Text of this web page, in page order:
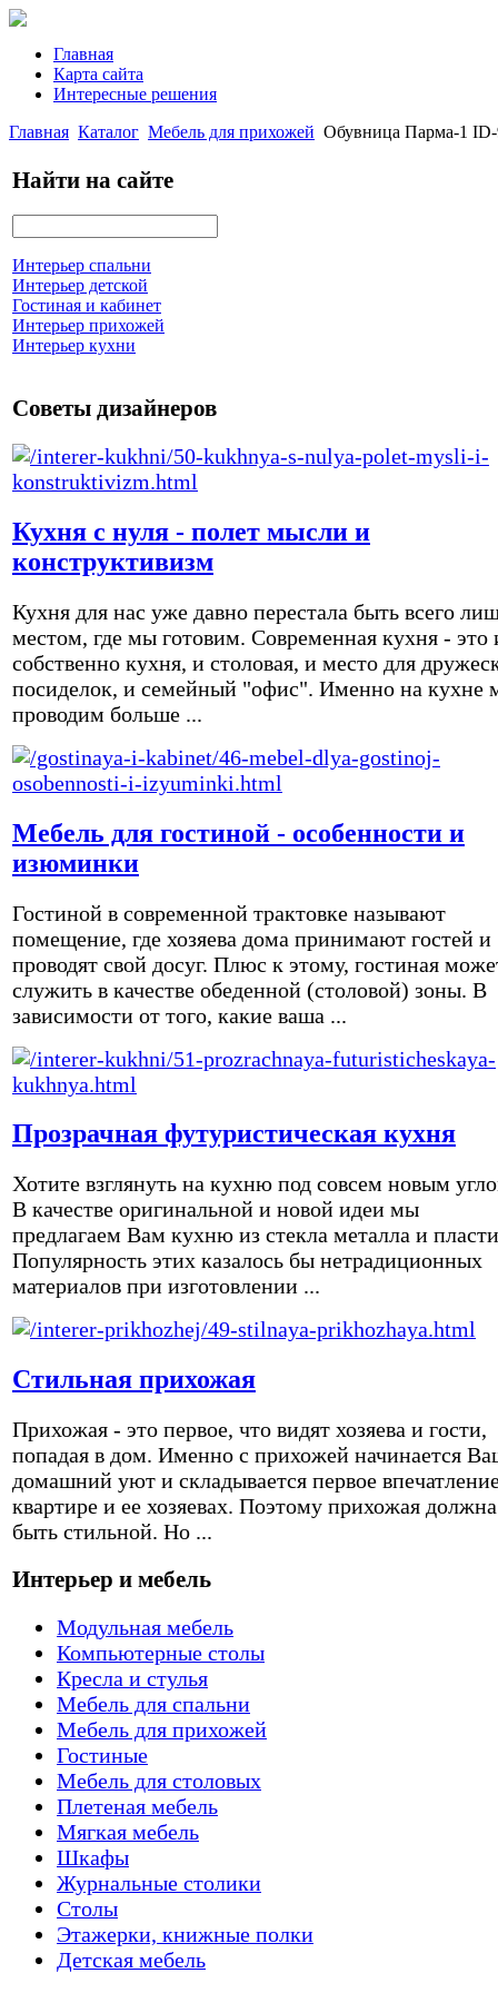
Главная
Карта сайта
Интересные решения
Главная Каталог Мебель для прихожей Обувница Парма-1
Найти на сайте
Интерьер спальни
Интерьер детской
Гостиная и кабинет
Интерьер прихожей
Интерьер кухни
Советы дизайнеров
Кухня с нуля - полет мысли и
конструктивизм
Кухня для нас уже давно перестала быть всего
местом, где мы готовим. Современная кухня - это
собственно кухня, и столовая, и место для
посиделок, и семейный "офис". Именно на кухне
проводим больше ...
Мебель для гостиной - особенности и
изюминки
Гостиной в современной трактовке называют
помещение, где хозяева дома принимают гостей и
проводят свой досуг. Плюс к этому, гостиная
служить в качестве обеденной (столовой) зоны. В
зависимости от того, какие ваша ...
Прозрачная футуристическая кухня
Хотите взглянуть на кухню под совсем новым
В качестве оригинальной и новой идеи мы
предлагаем Вам кухню из стекла металла и
Популярность этих казалось бы нетрадиционных
материалов при изготовлении ...
Стильная прихожая
Прихожая - это первое, что видят хозяева и гости,
попадая в дом. Именно с прихожей начинается
домашний уют и складывается первое
квартире и ее хозяевах. Поэтому прихожая должна
быть стильной. Но ...
Интерьер и мебель
Модульная мебель
Компьютерные столы
Кресла и стулья
Мебель для спальни
Мебель для прихожей
Гостиные
Мебель для столовых
Плетеная мебель
Мягкая мебель
Шкафы
Журнальные столики
Столы
Этажерки, книжные полки
Детская мебель